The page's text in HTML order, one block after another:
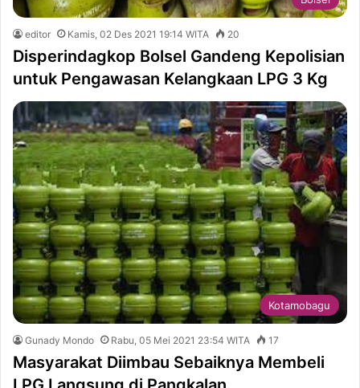
editor Kamis, 02 Des 2021 19:14 WITA 20
Disperindagkop Bolsel Gandeng Kepolisian
untuk Pengawasan Kelangkaan LPG 3 Kg
Kotamobagu
Gunady Mondo Rabu, 05 Mei 2021 23:54 WITA 17
Masyarakat Diimbau Sebaiknya Membeli